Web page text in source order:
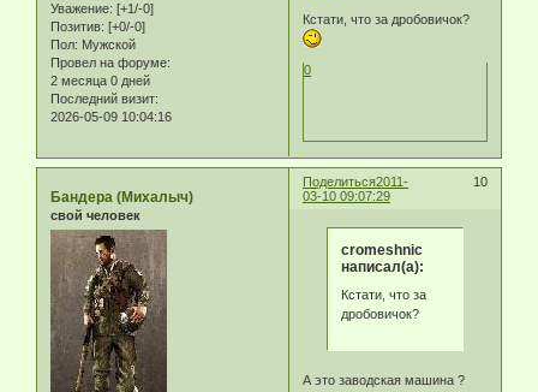
Уважение: [+1/-0]
Позитив: [+0/-0]
Пол: Мужской
Провел на форуме:
2 месяца 0 дней
Последний визит:
2026-05-09 10:04:16
Кстати, что за дробовичок?
0
Поделиться 10
2011-
03-10 09:07:29
Бандера (Михалыч)
свой человек
cromeshnic
написал(а):
Кстати, что за
дробовичок?
А это заводская машина ?